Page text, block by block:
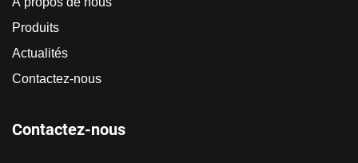
Produits
Actualités
Contactez-nous
Contactez-nous